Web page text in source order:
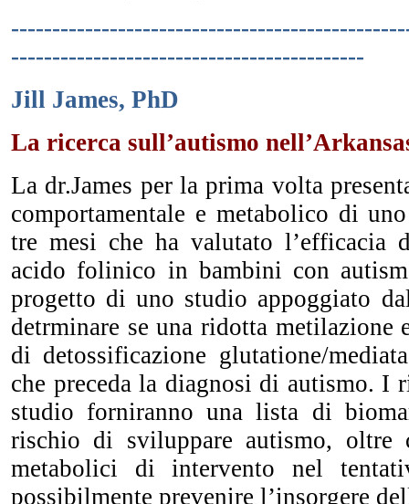
-------------------------------------------
Jill James, PhD
La ricerca sull’autismo
La dr.James per la prima volta
comportamentale e metabolico di
tre mesi che ha valutato l’efficacia
acido folinico in bambini con
progetto di uno studio appoggiato
detrminare se una ridotta metilazione
di detossificazione glutatione/
che preceda la diagnosi di autismo.
studio forniranno una lista di
rischio di sviluppare autismo, oltre
metabolici di intervento nel
possibilmente prevenire l’insorgere